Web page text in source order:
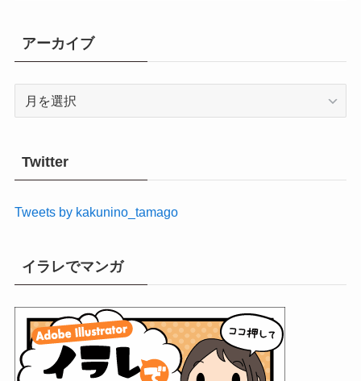
アーカイブ
Twitter
Tweets by kakunino_tamago
イラレでマンガ